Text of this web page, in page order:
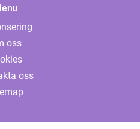
oss
oss